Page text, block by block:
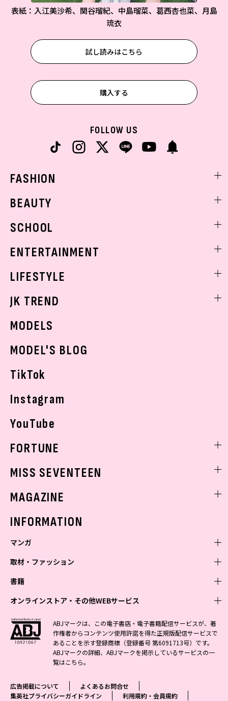
表紙：入江美沙希、関谷瑠紀、中島瑠菜、葛西杏也菜、月島
琉衣
試し読みはこちら
購入する
FOLLOW US
FASHION
着回し
BEAUTY
ベストコスメ
ボディケア
SCHOOL
学校ヘアメイク
ENTERTAINMENT
K-POP
LIFESTYLE
モデルの購入品
JK TREND
MODELS
MODEL'S BLOG
TikTok
Instagram
YouTube
FORTUNE
MISS SEVENTEEN
MAGAZINE
INFORMATION
マンガ
少年マンガ
Vジャンプ
最強ジャンプ
少年ジャンプ+
ジャンプTOON
ジャンプルーキー！
S-MANGA
青年マンガ
ZEBRACK
S-MANGA
集英社ジャンプリミックス
週刊ヤングジャンプ
少女マンガ
ZEBRACK
S-MANGA
集英社コミック文庫
マーガレット
女性マンガ
ジャンプTOON
集英社コミック文庫
マンガMee公式サイト
取材・ファッション
ファッション・美容
BAILA
MAQUIA
eclat
芸能・情報・スポーツ
週プレNEWS
週プレ グラジャパ!
書籍
文芸・文庫・総合
小説すばる
集英社 文芸ステーション
web 集英社文庫
アジア人物史
学芸・ノンフィクション・新書
1日5分で、明日は変わる よみタイ yomitai
集英社学芸部 - 学芸・ノンフィクション
集英社ビジネス書
集英社新書プラス - 知の水先案内人
ライトノベル・ノベライズ
集英社オレンジ文庫
JUMP j-BOOKS
ダッシュエックス文庫公式サイト
集英社の児童図書 S-KIDS.LAND
オンラインストア・その他WEBサービス
オンラインストア
OTO
SHUEISHA MANGA-ART HERITAGE
ジャンプキャラクターズストア
HAPPY PLUS STORE
SHUEISHA VOX
その他WEBサービス
集英社アドナビ
集英社エディターズ・ラボ
ABJマークは、この電子書店・電子書籍配信サービスが、著
作権者からコンテンツ使用許諾を得た正規版配信サービスで
あることを示す登録商標（登録番号 第6091713号）です。
ABJマークの詳細、ABJマークを掲示しているサービスの一
覧はこちら。
広告掲載について
よくあるお問合せ
集英社プライバシーガイドライン
利用規約・会員規約